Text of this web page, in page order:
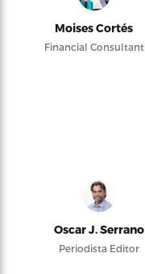
Moises Cortés
Financial Consultant
Oscar J. Serrano
Periodista Editor